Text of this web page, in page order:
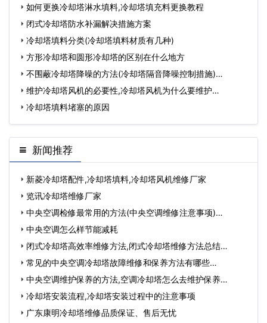
害)…
如何更换冷却塔淋水填料,冷却塔填充料更换教程
闭式冷却塔防水补漏解决措施方案
冷却塔填料分类(冷却塔填料材质有几种)
方形冷却塔和圆形冷却塔的区别在什么地方
不围蔽冷却塔降噪的方法(冷却塔隔音降噪控制措施)…
维护冷却塔风机的必要性,冷却塔风机为什么要维护…
冷却塔填料堵塞的原因
新闻推荐
新菱冷却塔配件,冷却塔填料,冷却塔风机维修厂家
览讯冷却塔维修厂家
中央空调检修最常用的方法(中央空调维修注意事项)…
中央空调怎么样节能减耗
闭式冷却塔高效率维修方法,闭式冷却塔维修方法总结…
常见的中央空调冷却塔故障维修和保养方法有哪些…
中央空调维护保养的方法,空调冷却塔怎么去维护保养…
冷却塔安装流程,冷却塔安装过程中的注意事项
广东康明冷却塔维修品质保证、售后无忧